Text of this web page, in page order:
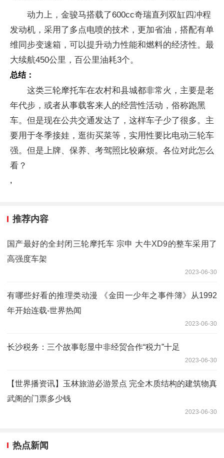
动力上，金骏马搭载了600cc奇瑞直列双缸四冲程
发动机，采用了多点电喷的技术，更加省油，搭配有单
维同步变速箱，可以提升动力性能和燃料的经济性。最
大续航450公里，百公里油耗3个。
总结：
这类三轮摩托车在农村和县城都非常火，主要是老
年代步，或者从事载客来人的经营性活动，俗称跑黑
车。但是现在公共交通发达了，这样车子少了很多。主
要用于冬季接娃，逛街买菜等，实用性要比电动三轮车
强。但是上牌、保养、考驾照比较麻烦。各位对此怎么
看？
,
推荐内容
国产最好的全封闭三轮摩托车 宗申 大牛XD9的整车采用了
高强度车架
2023-06-30
有哪些好看的推理类动漫 《金田一少年之事件簿》从1992
年开始连载-世界热闻
2023-06-30
长沙税务：三个故事彰显中非经贸合作“税力”十足
2023-06-30
【世界播资讯】玉林旅游必游景点 完全木质结构的建筑物真
武阁的门票多少钱
2023-06-30
热点新闻